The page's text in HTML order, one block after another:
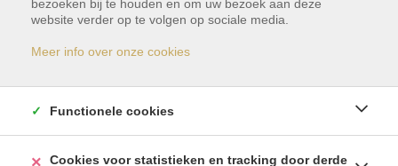
Dit pand is verkocht
panden, schrijf u dan vrijblijvend in en blijf op de
hoogte van ons meest recente aanbod.
bezoeken bij te houden en om uw bezoek aan deze
website verder op te volgen op sociale media.
Meer info over onze cookies
Functionele cookies
Cookies voor statistieken en tracking door derde